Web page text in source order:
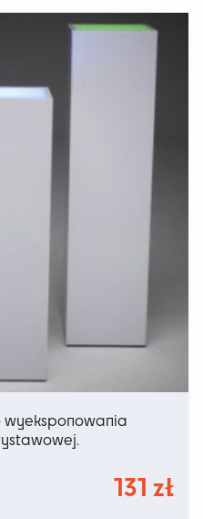
wariantów.
produktu
131 zł